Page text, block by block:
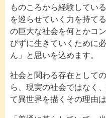
ものころから経験してい
を巡らせていく力を持て
の巨大な社会を何とかコ
びずに生きていくために
ん」と思いを込めます。
社会と関わる存在として
ら、現実の社会ではなく
て異世界を描くその理由は